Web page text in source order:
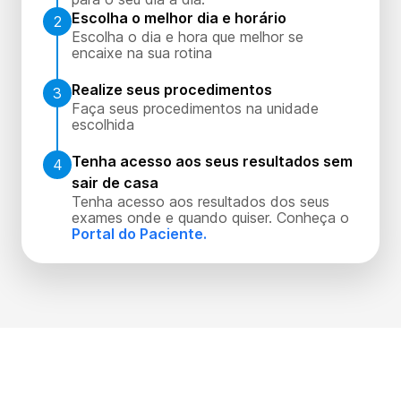
2
Escolha o melhor dia e horário
Escolha o dia e hora que melhor se
encaixe na sua rotina
3
Realize seus procedimentos
Faça seus procedimentos na unidade
escolhida
4 Tenha acesso aos seus resultados sem
sair de casa
Tenha acesso aos resultados dos seus
exames onde e quando quiser. Conheça o
Portal do Paciente.